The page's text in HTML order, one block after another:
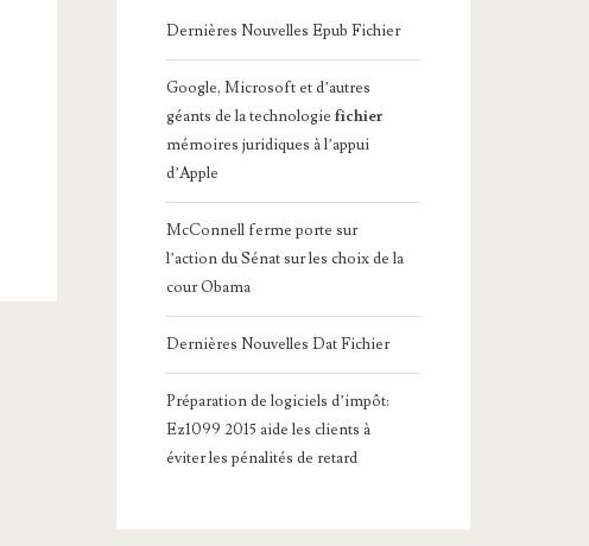
Dernières Nouvelles Epub Fichier
Google, Microsoft et d’autres
géants de la technologiefichier
mémoires juridiques à l’appui
d’Apple
McConnell ferme porte sur
l’action du Sénat sur les choix de la
cour Obama
Dernières Nouvelles Dat Fichier
Préparation de logiciels d’impôt:
Ez1099 2015 aide les clients à
éviter les pénalités de retard